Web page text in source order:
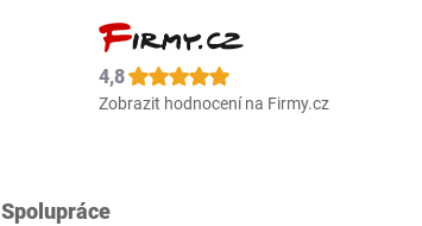
4,8
Zobrazit hodnocení na Firmy.cz
Spolupráce